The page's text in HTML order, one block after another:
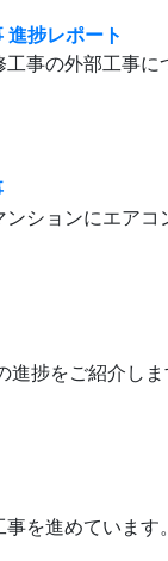
捗レポート
事の外部工事
ションにエア
捗をご紹介し
を進めていま